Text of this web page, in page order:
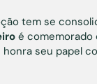
tem se
é comemorado
honra seu papel